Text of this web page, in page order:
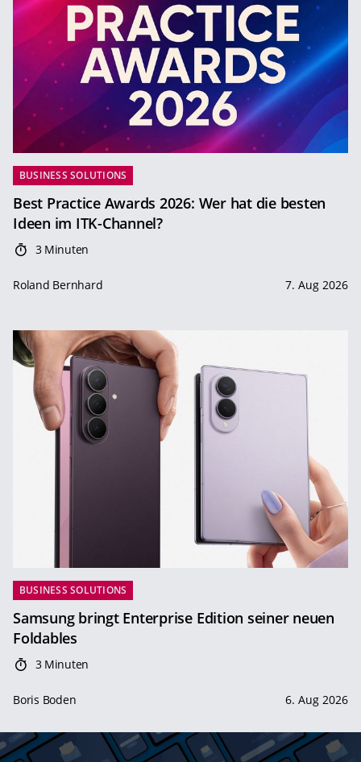
BUSINESS SOLUTIONS
Best Practice Awards 2026: Wer hat die besten
Ideen im ITK-Channel?
3 Minuten
Roland Bernhard 7. Aug 2026
BUSINESS SOLUTIONS
Samsung bringt Enterprise Edition seiner neuen
Foldables
3 Minuten
Boris Boden 6. Aug 2026